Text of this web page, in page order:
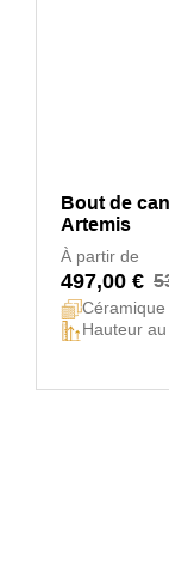
Bout de
Artemis
À partir de
497,00 €
Céramique
Hauteur